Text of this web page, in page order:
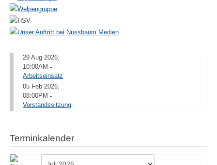
29 Aug 2026;
10:00AM -
Arbeitseinsatz
05 Feb 2026;
08:00PM -
Vorstandssitzung
Terminkalender